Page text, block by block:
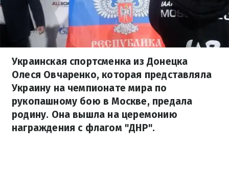
Украинская спортсменка из Донецка
Олеся Овчаренко, которая представляла
Украину на чемпионате мира по
рукопашному бою в Москве, предала
родину. Она вышла на церемонию
награждения с флагом "ДНР".